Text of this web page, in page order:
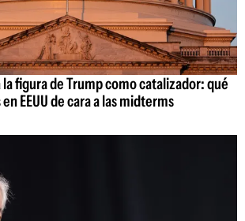
la figura de Trump como catalizador: qué
EEUU de cara a las midterms